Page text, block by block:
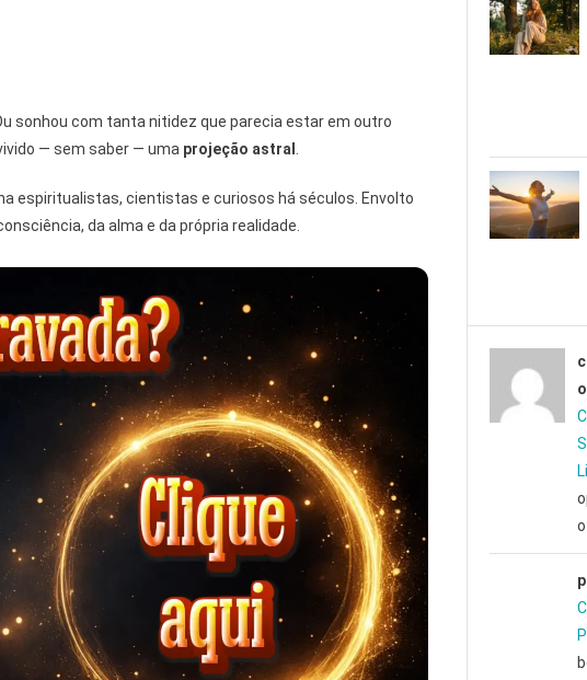
sonhou com tanta nitidez que parecia estar em outro
— sem saber — uma projeção astral
espiritualistas, cientistas e curiosos há séculos. Envolto
da alma e da própria realidade.
o